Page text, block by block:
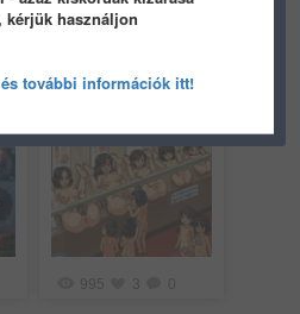
429 0
995 3
kérjük használjon
további információk itt!